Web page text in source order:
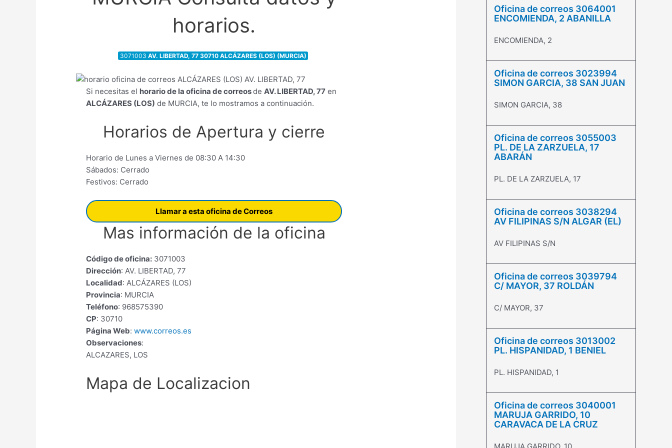
horarios.
3071003 AV. LIBERTAD, 77 30710 ALCÁZARES (LOS) (MURCIA)
Si necesitas el horario de la oficina de correosdeAV. LIBERTAD, 77 en
ALCÁZARES (LOS) de MURCIA, te lo mostramos a continuación.
Horarios de Apertura y cierre
Horario de Lunes a Viernes de 08:30 A 14:30
Sábados: Cerrado
Festivos: Cerrado
Llamar a esta oficina de Correos
Mas información de la oficina
Código de oficina: 3071003
Dirección: AV. LIBERTAD, 77
Localidad: ALCÁZARES (LOS)
Provincia: MURCIA
Teléfono: 968575390
CP: 30710
Página Web: www.correos.es
Observaciones:
ALCAZARES, LOS
Mapa de Localizacion
Oficina de correos 3064001
ENCOMIENDA, 2 ABANILLA
ENCOMIENDA, 2
Oficina de correos 3023994
SIMON GARCIA, 38 SAN JUAN
SIMON GARCIA, 38
Oficina de correos 3055003
PL. DE LA ZARZUELA, 17
ABARÁN
PL. DE LA ZARZUELA, 17
Oficina de correos 3038294
AV FILIPINAS S/N ALGAR (EL)
AV FILIPINAS S/N
Oficina de correos 3039794
C/ MAYOR, 37 ROLDÁN
C/ MAYOR, 37
Oficina de correos 3013002
PL. HISPANIDAD, 1 BENIEL
PL. HISPANIDAD, 1
Oficina de correos 3040001
MARUJA GARRIDO, 10
CARAVACA DE LA CRUZ